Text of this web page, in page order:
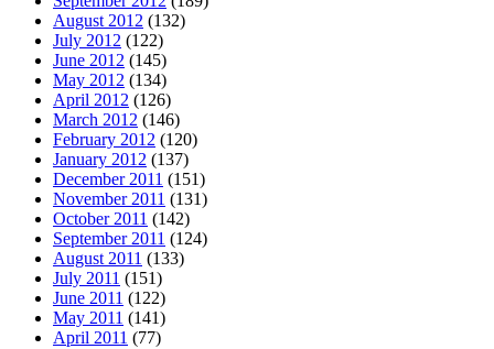
August 2012 (132)
July 2012 (122)
June 2012 (145)
May 2012 (134)
April 2012 (126)
March 2012 (146)
February 2012 (120)
January 2012 (137)
December 2011 (151)
November 2011 (131)
October 2011 (142)
September 2011 (124)
August 2011 (133)
July 2011 (151)
June 2011 (122)
May 2011 (141)
April 2011 (77)